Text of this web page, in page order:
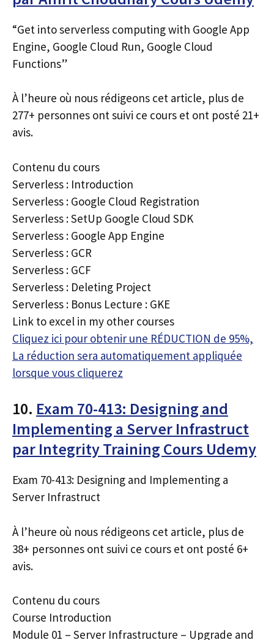
“Get into serverless computing with Google App
Engine, Google Cloud Run, Google Cloud
Functions”
À l’heure où nous rédigeons cet article, plus de
277+ personnes ont suivi ce cours et ont posté 21+
avis.
Contenu du cours
Serverless : Introduction
Serverless : Google Cloud Registration
Serverless : SetUp Google Cloud SDK
Serverless : Google App Engine
Serverless : GCR
Serverless : GCF
Serverless : Deleting Project
Serverless : Bonus Lecture : GKE
Link to excel in my other courses
Cliquez ici pour obtenir une RÉDUCTION de 95%,
La réduction sera automatiquement appliquée
lorsque vous cliquerez
10. Exam 70-413: Designing and
Implementing a Server Infrastruct
par Integrity Training Cours Udemy
Exam 70-413: Designing and Implementing a
Server Infrastruct
À l’heure où nous rédigeons cet article, plus de
38+ personnes ont suivi ce cours et ont posté 6+
avis.
Contenu du cours
Course Introduction
Module 01 – Server Infrastructure – Upgrade and